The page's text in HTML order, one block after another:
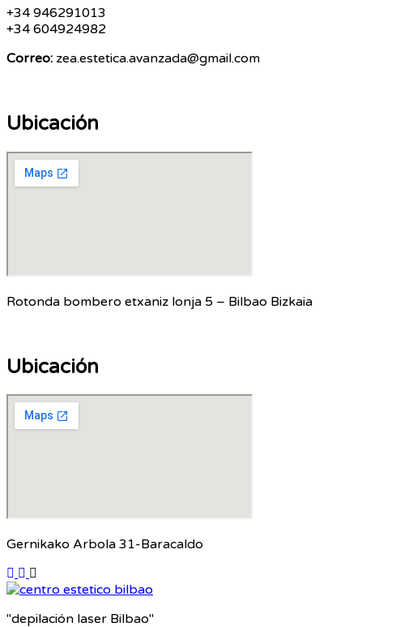
+34 946291013
+34 604924982
Correo: zea.estetica.avanzada@gmail.com
Ubicación
Rotonda bombero etxaniz lonja 5 – Bilbao Bizkaia
Ubicación
Gernikako Arbola 31-Baracaldo
"depilación laser Bilbao"